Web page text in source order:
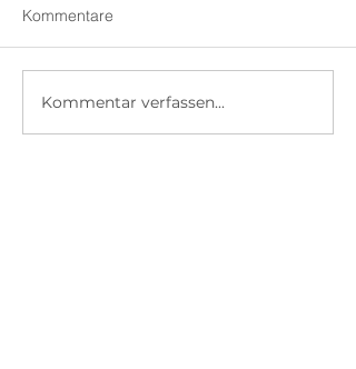
Bankenunabhängige
Vermögensberatung
Kommentare
Kommentar verfassen...